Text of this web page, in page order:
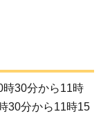
時30分から11時
30分から11時15